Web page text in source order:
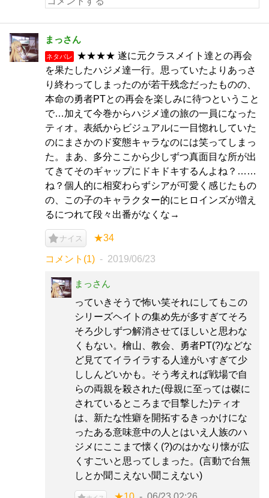
まっさん
ネタバレ
★★★★ 遂に元クラスメイト達との再会
を果たしたハジメ達一行。思っていたよりあっさ
り終わってしまったのが若干残念だったものの、
本命の勇者PTとの再会を楽しみに待つということ
で…加えて今巻からハジメ達の旅の一員になった
ティオ。表紙からビジュアルに一目惚れしていた
のにまさかのド変態キャラなのには笑ってしまっ
た。まあ、多分ここから少しずつ真面目な所が出
てきてそのギャップにドキドキするんよね？……
ね？個人的に相変わらずシアが可愛く感じたもの
の、この子のキャラクター的にヒロインズが増え
るにつれて段々出番がなくな→
ナイス ★34
コメント(1) 2019/06/23
まっさん
っていきそうで怖い笑それにしてもこの
シリーズヘイトの集め先が多すぎてそろ
そろ少しずつ解消させてほしいと思わな
くもない。檜山、教会、勇者PT(?)などな
ど見ててイライラする人達がいすぎて少
ししんどいかも。そう考えれば戦場で自
らの両親を殺された(母親に至っては磔に
されているところまで目撃した)ティオ
は、新たな性癖を開拓するきっかけにな
ったある意味意中の人とはいえ人族のハ
ジメにここまで懐く(?)のはかなり懐が広
くすごいと思ってしまった。(言動で台無
しとか聞こえない聞こえない)